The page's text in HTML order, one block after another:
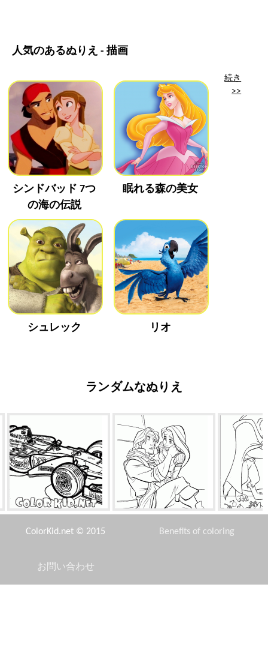
人気のあるぬりえ - 描画
シンドバッド 7つ
の海の伝説
眠れる森の美女
シュレック リオ
続き
>>
ランダムなぬりえ
フォーミュラワン1991
フリン・ライダーとラプンツ
美女
ColorKid.net © 2015 Benefits of coloring
お問い合わせ